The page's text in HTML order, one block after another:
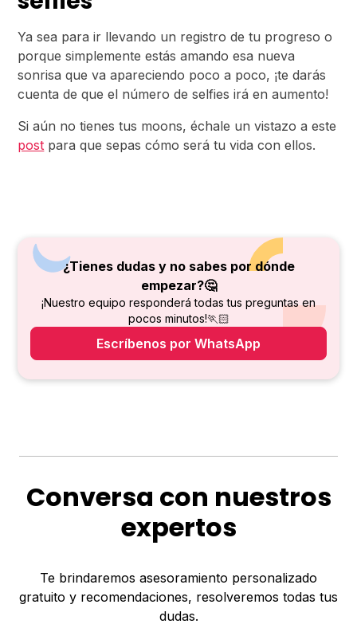
Ya sea para ir llevando un registro de tu progreso o
porque simplemente estás amando esa nueva
sonrisa que va apareciendo poco a poco, ¡te darás
cuenta de que el número de selfies irá en aumento!
Si aún no tienes tus moons, échale un vistazo a este
post para que sepas cómo será tu vida con ellos.
¿Tienes dudas y no sabes por dónde
empezar?🤔
¡Nuestro equipo responderá todas tus preguntas en
pocos minutos!🏃🏻
Escríbenos por WhatsApp
Conversa con nuestros
expertos
Te brindaremos asesoramiento personalizado
gratuito y recomendaciones, resolveremos todas tus
dudas.